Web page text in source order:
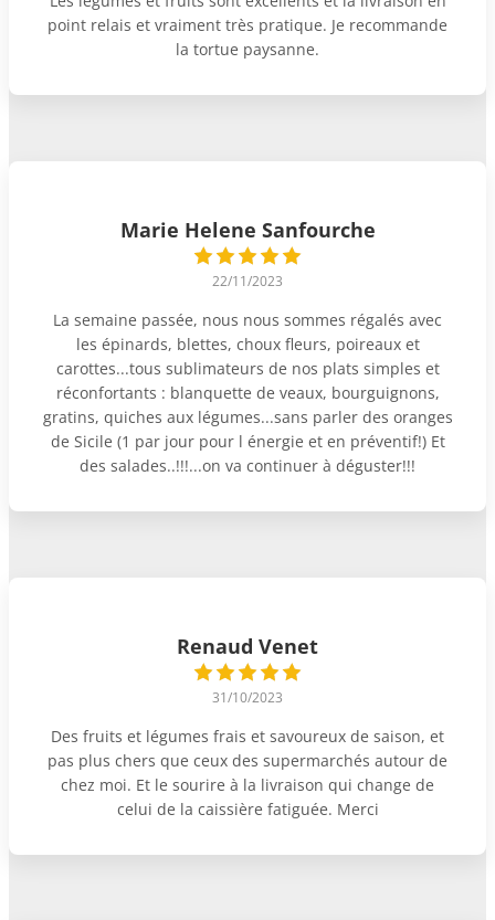
point relais et vraiment très pratique. Je recommande
la tortue paysanne.
Marie Helene Sanfourche
22/11/2023
La semaine passée, nous nous sommes régalés avec
les épinards, blettes, choux fleurs, poireaux et
carottes...tous sublimateurs de nos plats simples et
réconfortants : blanquette de veaux, bourguignons,
gratins, quiches aux légumes...sans parler des oranges
de Sicile (1 par jour pour l énergie et en préventif!) Et
des salades..!!!...on va continuer à déguster!!!
Renaud Venet
31/10/2023
Des fruits et légumes frais et savoureux de saison, et
pas plus chers que ceux des supermarchés autour de
chez moi. Et le sourire à la livraison qui change de
celui de la caissière fatiguée. Merci